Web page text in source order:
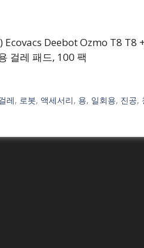
Deebot Ozmo T8 T8
걸레 패드, 100 팩
레, 로봇, 액세서리, 용, 일회용, 진공,